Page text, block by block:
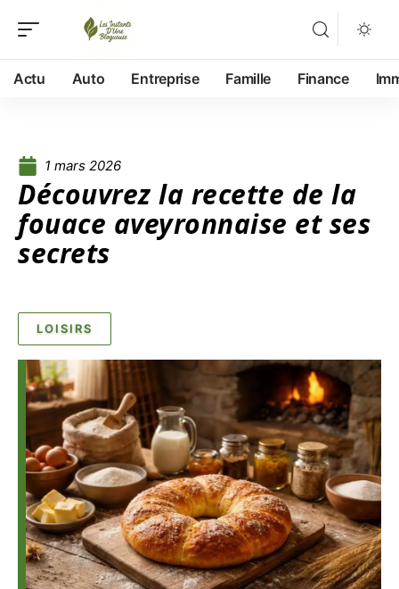
Actu Auto Entreprise Famille Finance
1 mars 2026
Découvrez la recette de la
fouace aveyronnaise et ses
secrets
LOISIRS